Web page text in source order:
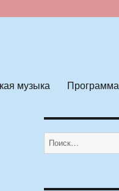
музыка Программа
Искать: